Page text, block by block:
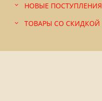
НОВЫЕ ПОСТУПЛЕНИЯ
ТОВАРЫ СО СКИДКОЙ